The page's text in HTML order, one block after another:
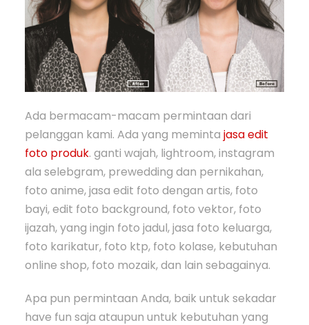
Ada bermacam-macam permintaan dari
pelanggan kami. Ada yang memintajasa edit
foto produk. ganti wajah, lightroom, instagram
ala selebgram, prewedding dan pernikahan,
foto anime, jasa edit foto dengan artis, foto
bayi, edit foto background, foto vektor, foto
ijazah, yang ingin foto jadul, jasa foto keluarga,
foto karikatur, foto ktp, foto kolase, kebutuhan
online shop, foto mozaik, dan lain sebagainya.
Apa pun permintaan Anda, baik untuk sekadar
have fun saja ataupun untuk kebutuhan yang